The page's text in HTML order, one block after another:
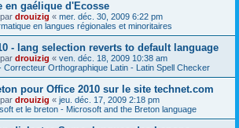
en gaélique d'Ecosse
drouizig « mer. déc. 30, 2009 6:22 pm
en langues régionales et minoritaires
- lang selection reverts to default language
drouizig « ven. déc. 18, 2009 10:38 am
Correcteur Orthographique Latin - Latin Spell Checker
pour Office 2010 sur le site technet.com
drouizig « jeu. déc. 17, 2009 2:18 pm
et le breton - Microsoft and the Breton language